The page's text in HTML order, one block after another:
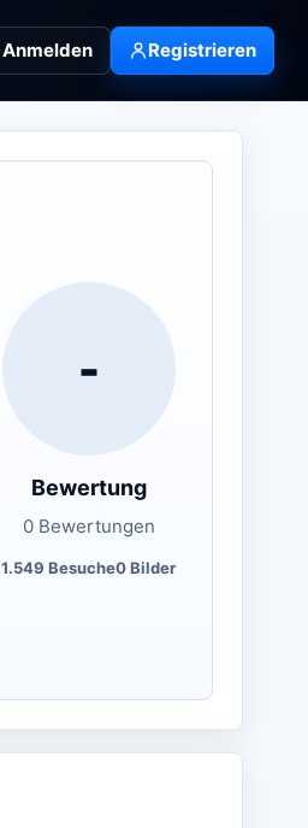
Anmelden Registrieren
-
Bewertung
0 Bewertungen
1.549 Besuche0 Bilder